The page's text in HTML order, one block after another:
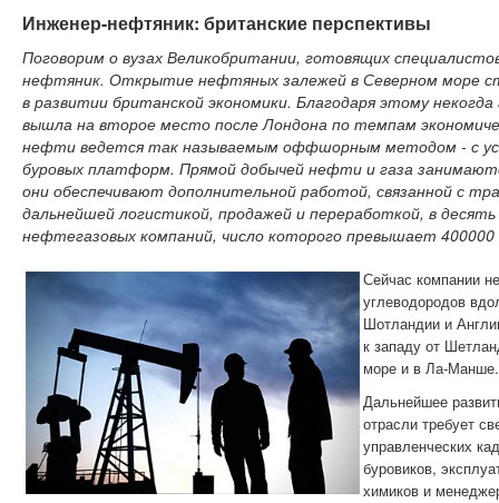
Инженер-нефтяник: британские перспективы
Поговорим о вузах Великобритании, готовящих
нефтяник. Открытие нефтяных залежей в Северном море
в развитии британской экономики. Благодаря этому
вышла на второе место после Лондона по темпам
нефти ведется так называемым оффшорным методом - с
буровых платформ. Прямой добычей нефти и газа
они обеспечивают дополнительной работой, связанной с
дальнейшей логистикой, продажей и переработкой, в
нефтегазовых компаний, число которого превышает 400000
Сейчас компании
углеводородов
Шотландии и
к западу от
море и в Ла-Манше.
Дальнейшее
отрасли требует
управленческих
буровиков,
химиков и